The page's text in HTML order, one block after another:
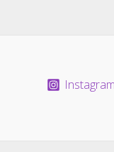
Instagram